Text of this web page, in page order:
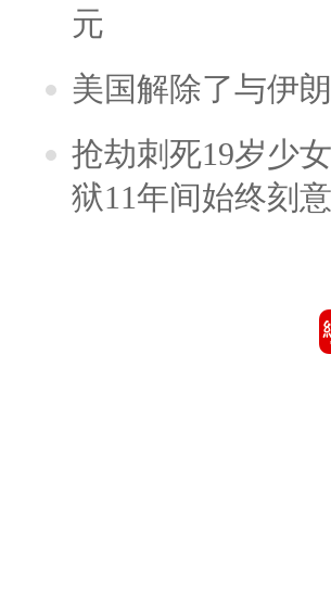
元
美国解除了与伊
抢劫刺死19岁少
狱11年间始终刻